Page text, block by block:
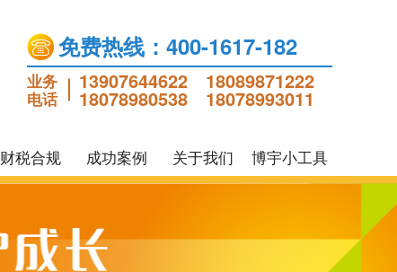
免费热线：400-1617-182
业务
电话
13907644622 18089871222
18078980538 18078993011
财税合规 成功案例 关于我们 博宇小工具